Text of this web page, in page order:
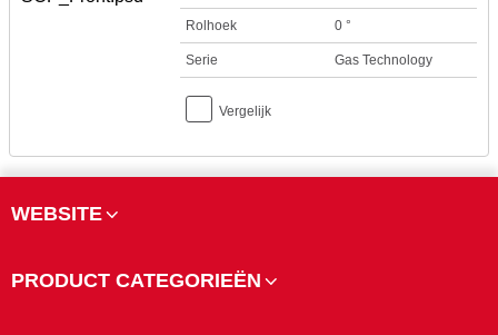
Rolhoek 0 °
Serie Gas Technology
Vergelijk
WEBSITE
PRODUCT CATEGORIEËN